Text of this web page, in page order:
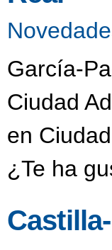
García-
Ciudad
en
¿Te ha